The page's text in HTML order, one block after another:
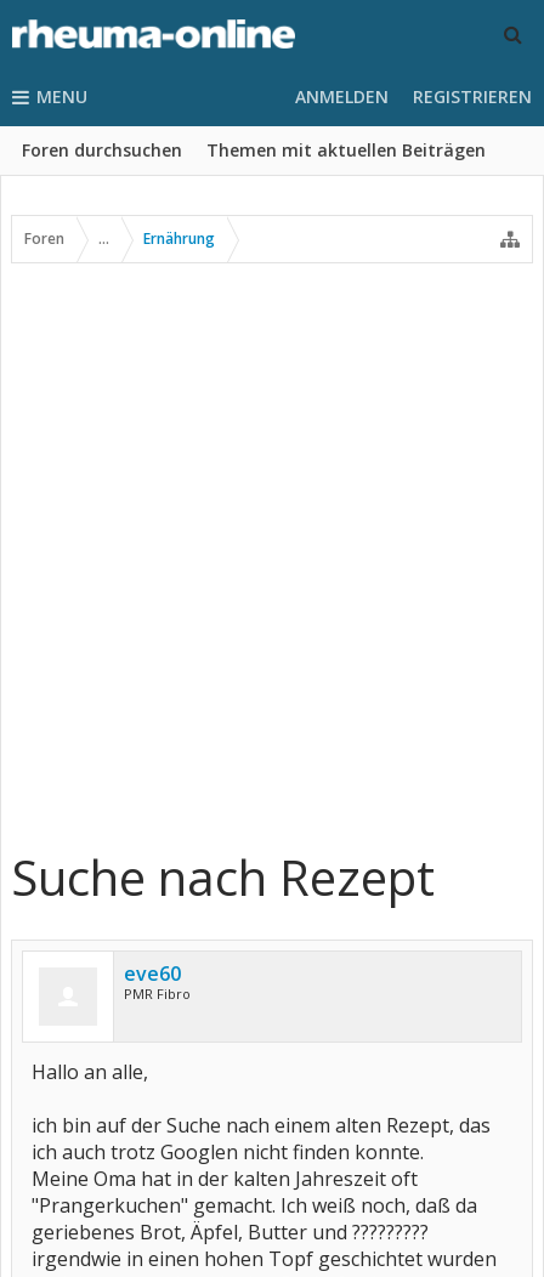
MENU
Foren durchsuchen Themen mit aktuellen Beiträgen
ANMELDEN REGISTRIEREN
Foren ... Ernährung
Suche nach Rezept
eve60
PMR Fibro
Hallo an alle,
ich bin auf der Suche nach einem alten Rezept, das
ich auch trotz Googlen nicht finden konnte.
Meine Oma hat in der kalten Jahreszeit oft
"Prangerkuchen" gemacht. Ich weiß noch, daß da
geriebenes Brot, Äpfel, Butter und ?????????
irgendwie in einen hohen Topf geschichtet wurden